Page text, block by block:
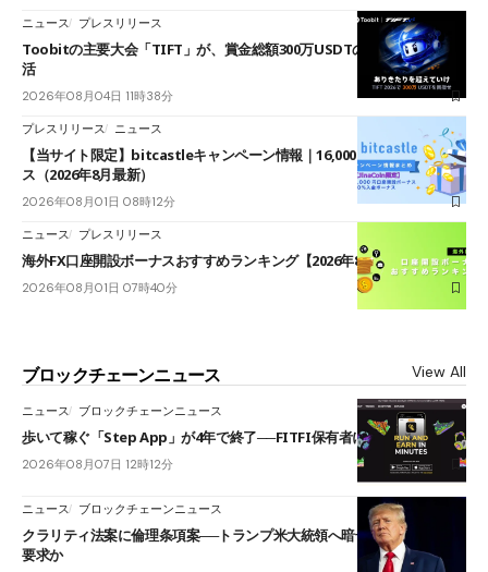
ニュース プレスリリース
Toobitの主要大会「TIFT」が、賞金総額300万USDTのレースとして復
活
2026年08月04日 11時38分
プレスリリース ニュース
【当サイト限定】bitcastleキャンペーン情報｜16,000円口座開設ボーナ
ス（2026年8月最新）
2026年08月01日 08時12分
ニュース プレスリリース
海外FX口座開設ボーナスおすすめランキング【2026年8月最新】
2026年08月01日 07時40分
ブロックチェーンニュース View All
ニュース ブロックチェーンニュース
歩いて稼ぐ「Step App」が4年で終了──FITFI保有者に対応呼びかけ
2026年08月07日 12時12分
ニュース ブロックチェーンニュース
クラリティ法案に倫理条項案──トランプ米大統領へ暗号資産事業の売却
要求か